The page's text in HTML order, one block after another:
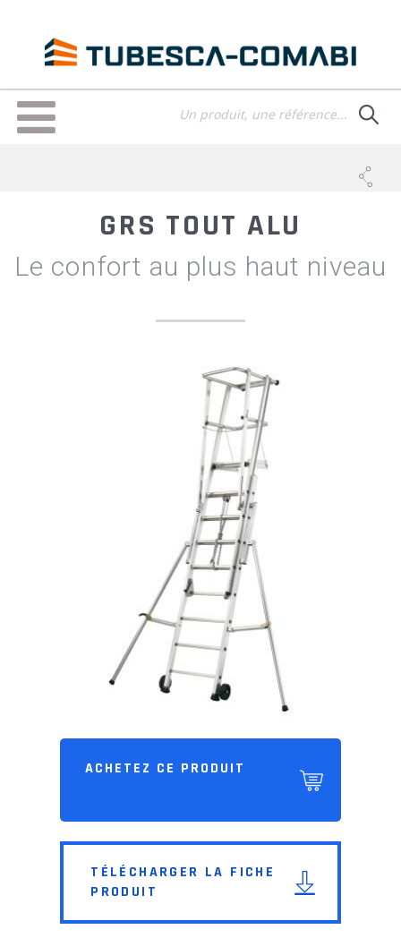
contenu
principal
Toggle
navigation
GRS TOUT ALU
Le confort au plus haut niveau
ACHETEZ CE PRODUIT
TÉLÉCHARGER LA FICHE
PRODUIT